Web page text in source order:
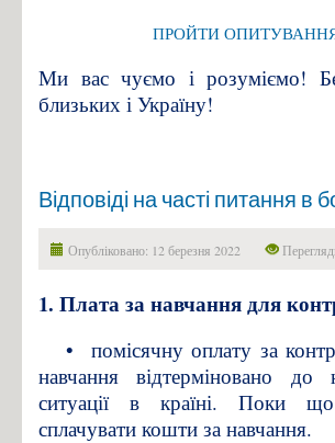
ПРОЙТИ
Ми вас чуємо і розуміємо!
близьких і Україну!
Відповіді на часті питання в
Опубліковано: 12 березня 2022
1. Плата за навчання для
•
помісячну оплату за
навчання відтерміновано до
ситуації в країні. Поки
сплачувати кошти за навчання.